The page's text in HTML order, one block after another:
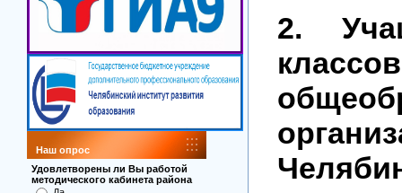
Наш опрос
Удовлетворены ли Вы работой
методического кабинета района
2.
классов